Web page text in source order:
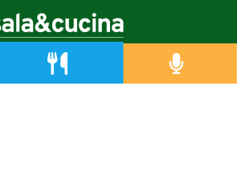
Copyright © 2019-2026
di Bologna Nr.8143 del 21/12/2010